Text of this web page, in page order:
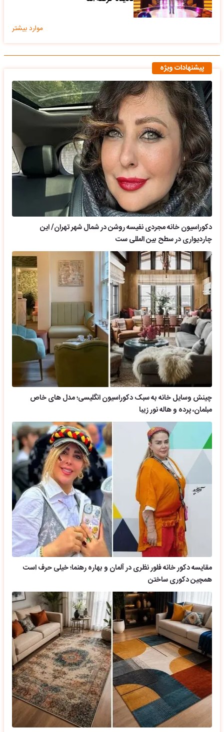
موارد بیشتر
پیشنهادات ویژه
دکوراسیون خانه مجردی نفیسه روشن در شمال شهر تهران/ این
چاردیواری در سطح بین المللی ست
چینش وسایل خانه به سبک دکوراسیون انگلیسی؛ مدل های خاص
مبلمان، پرده و هاله نور زیبا
مقایسه دکور خانه فلور نظری در آلمان و بهاره رهنما؛ خیلی حرف است
همچین دکوری ساختن